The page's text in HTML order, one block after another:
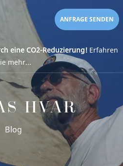
ANFRAGE SENDEN
eine CO2-Reduzierung!Erfahren
mehr...
HVAR
Blog